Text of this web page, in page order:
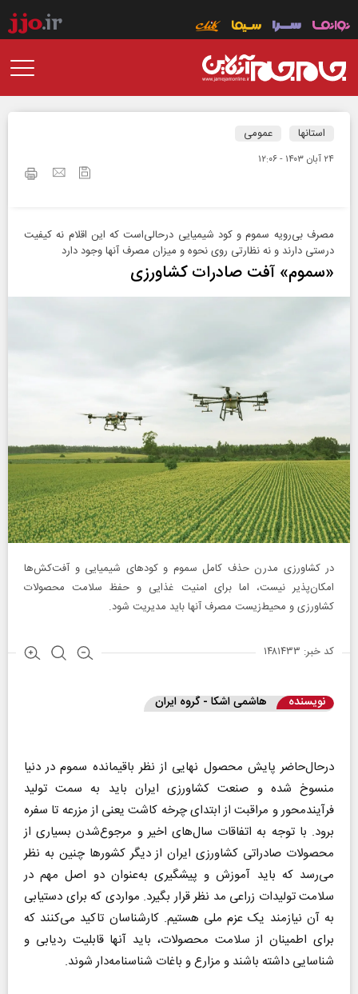
استانها عمومی
۲۴ آبان ۱۴۰۳ - ۱۲:۰۶
مصرف بی‌رویه سموم و کود شیمیایی درحالی‌است که این اقلام نه کیفیت
درستی دارند و نه نظارتی روی نحوه و میزان مصرف آنها وجود دارد
«سموم» آفت صادرات کشاورزی
در کشاورزی مدرن حذف کامل سموم و کودهای شیمیایی و آفت‌کش‌ها
امکان‌پذیر نیست، اما برای امنیت غذایی و حفظ سلامت محصولات
کشاورزی و محیط‌زیست مصرف آنها باید مدیریت شود.
کد خبر: ۱۴۸۱۴۳۳
نویسنده هاشمی اشکا - گروه ایران
درحال‌حاضر پایش محصول نهایی از نظر باقیمانده سموم در دنیا
منسوخ شده و صنعت کشاورزی ایران باید به سمت تولید
فرآیندمحور و مراقبت از ابتدای چرخه کاشت یعنی از مزرعه تا سفره
برود. با توجه به اتفاقات سال‌های اخیر و مرجوع‌شدن بسیاری از
محصولات صادراتی کشاورزی ایران از دیگر کشورها چنین به نظر
می‌رسد که باید آموزش و پیشگیری به‌عنوان دو اصل مهم در
سلامت تولیدات زراعی مد نظر قرار بگیرد. مواردی که برای دستیابی
به آن نیازمند یک عزم ملی هستیم. کارشناسان تاکید می‌کنند که
برای اطمینان از سلامت محصولات، باید آنها قابلیت ردیابی و
شناسایی داشته باشند و مزارع و باغات شناسنامه‌دار شوند.